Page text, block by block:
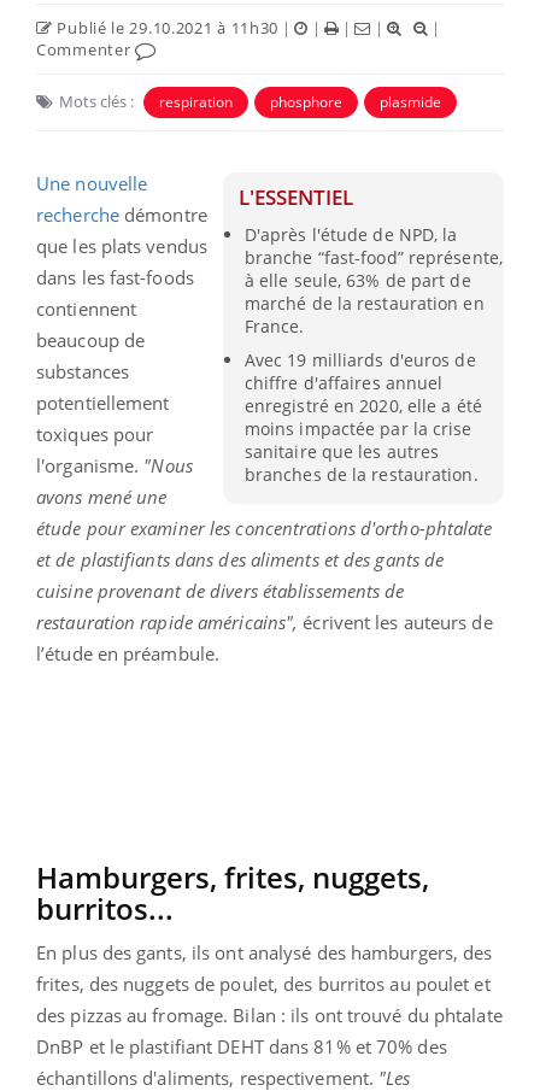
Publié le 29.10.2021 à 11h30 | | | |
|
Commenter
Mots clés : respiration phosphore plasmide
L'ESSENTIEL
D'après l'étude de NPD, la
branche “fast-food” représente,
à elle seule, 63% de part de
marché de la restauration en
France.
Avec 19 milliards d'euros de
chiffre d'affaires annuel
enregistré en 2020, elle a été
moins impactée par la crise
sanitaire que les autres
branches de la restauration.
Une nouvelle
recherchedémontre
que les plats vendus
dans les fast-foods
contiennent
beaucoup de
substances
potentiellement
toxiques pour
l'organisme. "Nous
avons mené une
étude pour examiner les concentrations d'ortho-phtalate
et de plastifiants dans des aliments et des gants de
cuisine provenant de divers établissements de
restauration rapide américains", écrivent les auteurs de
l’étude en préambule.
Hamburgers, frites, nuggets,
burritos...
En plus des gants, ils ont analysé des hamburgers, des
frites, des nuggets de poulet, des burritos au poulet et
des pizzas au fromage. Bilan : ils ont trouvé du phtalate
DnBP et le plastifiant DEHT dans 81% et 70% des
échantillons d'aliments, respectivement. "Les